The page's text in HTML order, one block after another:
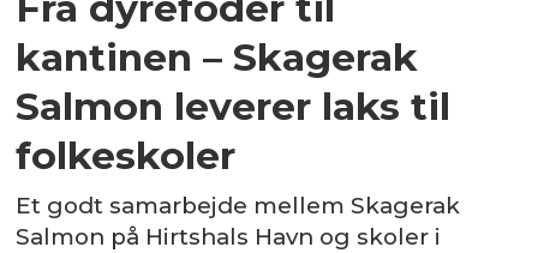
kantinen – Skagerak
Salmon leverer laks til
folkeskoler
Et godt samarbejde mellem Skagerak
Salmon på Hirtshals Havn og skoler i